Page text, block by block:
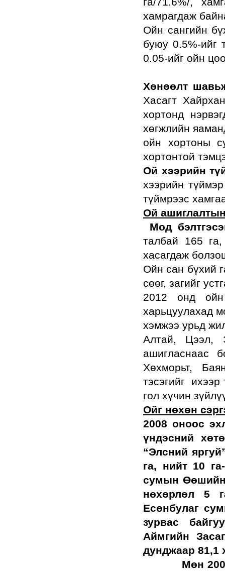
хамрагдаж
Ойн сангийн
буюу 0.5%-ийг
0.05-ийг ойн
Хөнөөлт
Хасагт
хортонд
хөгжлийн
ойн хортоны
хортонтой
Ой хээрийн
хээрийн
түймрээс
Ой
Мод
талбай 165
хасагдаж
Ойн сан бүхий
сөөг, загийг
2012 онд ойн
харьцуулахад
хэмжээ урьд
Алтай, Цээл,
ашигласнаас
Хөхморьт,
тэсэгийг
гол хүчин
Ойг нөхөн
2008 оноос
үндэсний
“Элсний
га, нийт 10
сумын Өөшийн
нөхөрлөл 5
Есөнбулаг
зурвас
Аймгийн
дунджаар 81,1
Мөн 2004